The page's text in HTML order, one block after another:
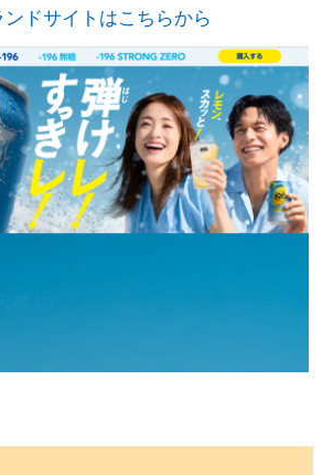
ンドサイトはこちらから